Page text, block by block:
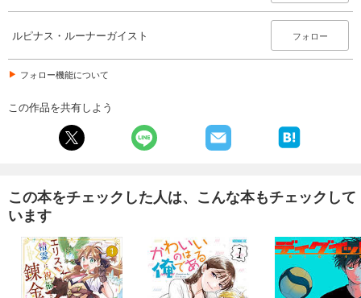
ルピナス・ルーナーガイスト フォロー
フォロー機能について
この作品を共有しよう
この本をチェックした人は、こんな本もチェックして
います